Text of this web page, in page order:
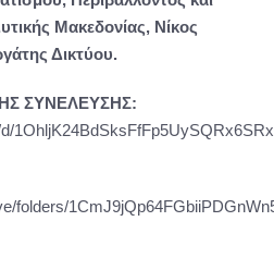
Μακεδονίας, Νίκος
Δικτύου.
ΣΥΝΕΛΕΥΣΗΣ:
folders/